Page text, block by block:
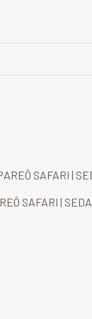
SAFARI | SEDA